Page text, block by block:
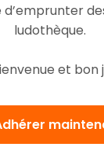
ludothèque.
et bon